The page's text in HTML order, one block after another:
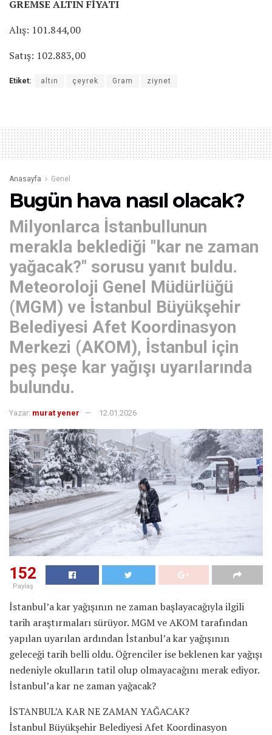
GREMSE ALTIN FİYATI
Alış: 101.844,00
Satış: 102.883,00
Etiket: altın çeyrek Gram ziynet
Anasayfa Genel
Bugün hava nasıl olacak?
Milyonlarca İstanbullunun
merakla beklediği "kar ne zaman
yağacak?" sorusu yanıt buldu.
Meteoroloji Genel Müdürlüğü
(MGM) ve İstanbul Büyükşehir
Belediyesi Afet Koordinasyon
Merkezi (AKOM), İstanbul için
peş peşe kar yağışı uyarılarında
bulundu.
Yazar: murat yener 12.01.2026
152
Paylaş
İstanbul’a kar yağışının ne zaman başlayacağıyla ilgili
tarih araştırmaları sürüyor. MGM ve AKOM tarafından
yapılan uyarılan ardından İstanbul’a kar yağışının
geleceği tarih belli oldu. Öğrenciler ise beklenen kar yağışı
nedeniyle okulların tatil olup olmayacağını merak ediyor.
İstanbul’a kar ne zaman yağacak?
İSTANBUL’A KAR NE ZAMAN YAĞACAK?
İstanbul Büyükşehir Belediyesi Afet Koordinasyon